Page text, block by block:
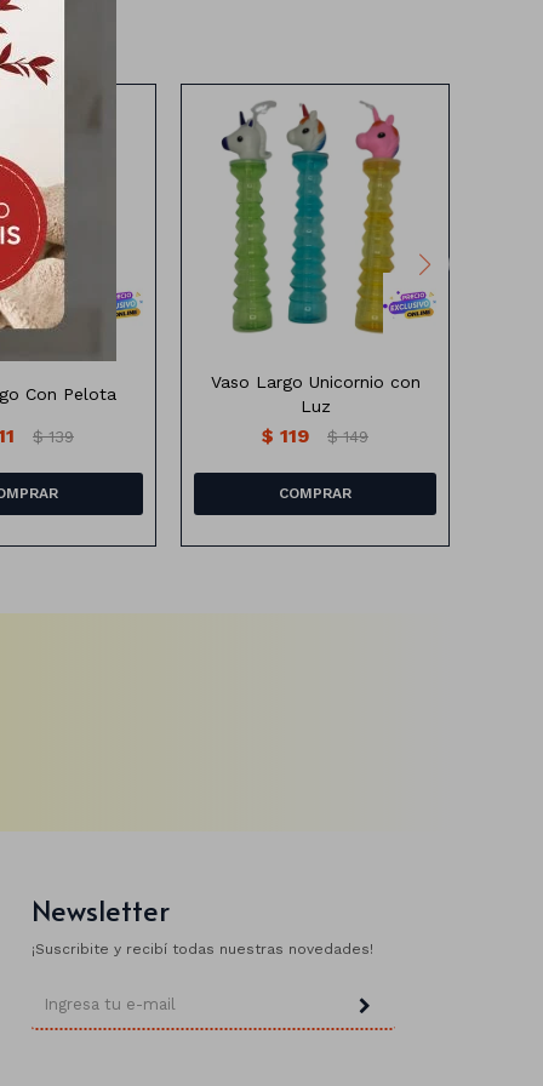
con Pelota
colores
Con Pelota
$ 139
Vaso Largo Unicornio Con Luz
Vaso Largo Unicornio con
Luz
$ 119 $ 149
Newsletter
¡Suscribite y recibí todas nuestras novedades!